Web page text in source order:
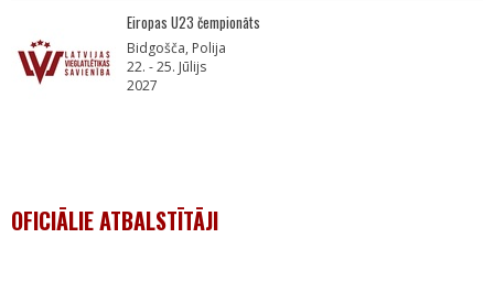
Eiropas U23 čempionāts
Bidgošča, Polija
22. - 25. Jūlijs
2027
OFICIĀLIE ATBALSTĪTĀJI